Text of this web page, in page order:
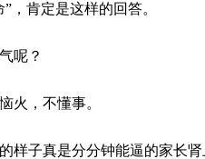
，肯定是这样的回答。
呢？
火，不懂事。
样子真是分分钟能逼的家长